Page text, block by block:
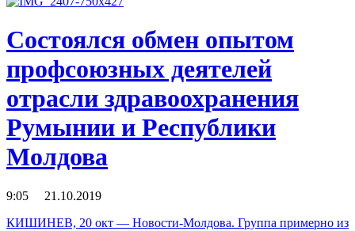
Состоялся обмен опытом
профсоюзных деятелей
отрасли здравоохранения
Румынии и Республики
Молдова
9:05 21.10.2019
КИШИНЕВ, 20 окт — Новости-Молдова. Группа примерно из